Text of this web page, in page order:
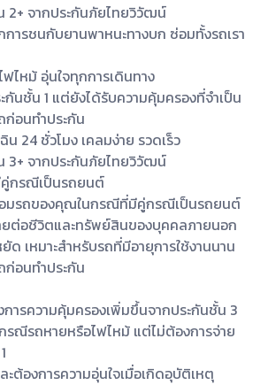
2+ จากประกันภัยไทยวิวัฒน์
ารชนกับยานพาหนะทางบก ซ่อมทั้งรถเรา
ไหม้ อุ่นใจทุกการเดินทาง
กันชั้น 1 แต่ยังได้รับความคุ้มครองที่จำเป็น
อนทำประกัน
น 24 ชั่วโมง เคลมง่าย รวดเร็ว
3+ จากประกันภัยไทยวิวัฒน์
กรณีเป็นรถยนต์
มรถของคุณในกรณีที่มีคู่กรณีเป็นรถยนต์
ยต่อชีวิตและทรัพย์สินของบุคคลภายนอก
ด เหมาะสำหรับรถที่มีอายุการใช้งานนาน
อนทำประกัน
ารความคุ้มครองเพิ่มขึ้นจากประกันชั้น 3
ณีรถหายหรือไฟไหม้ แต่ไม่ต้องการจ่าย
ะต้องการความอุ่นใจเมื่อเกิดอุบัติเหตุ